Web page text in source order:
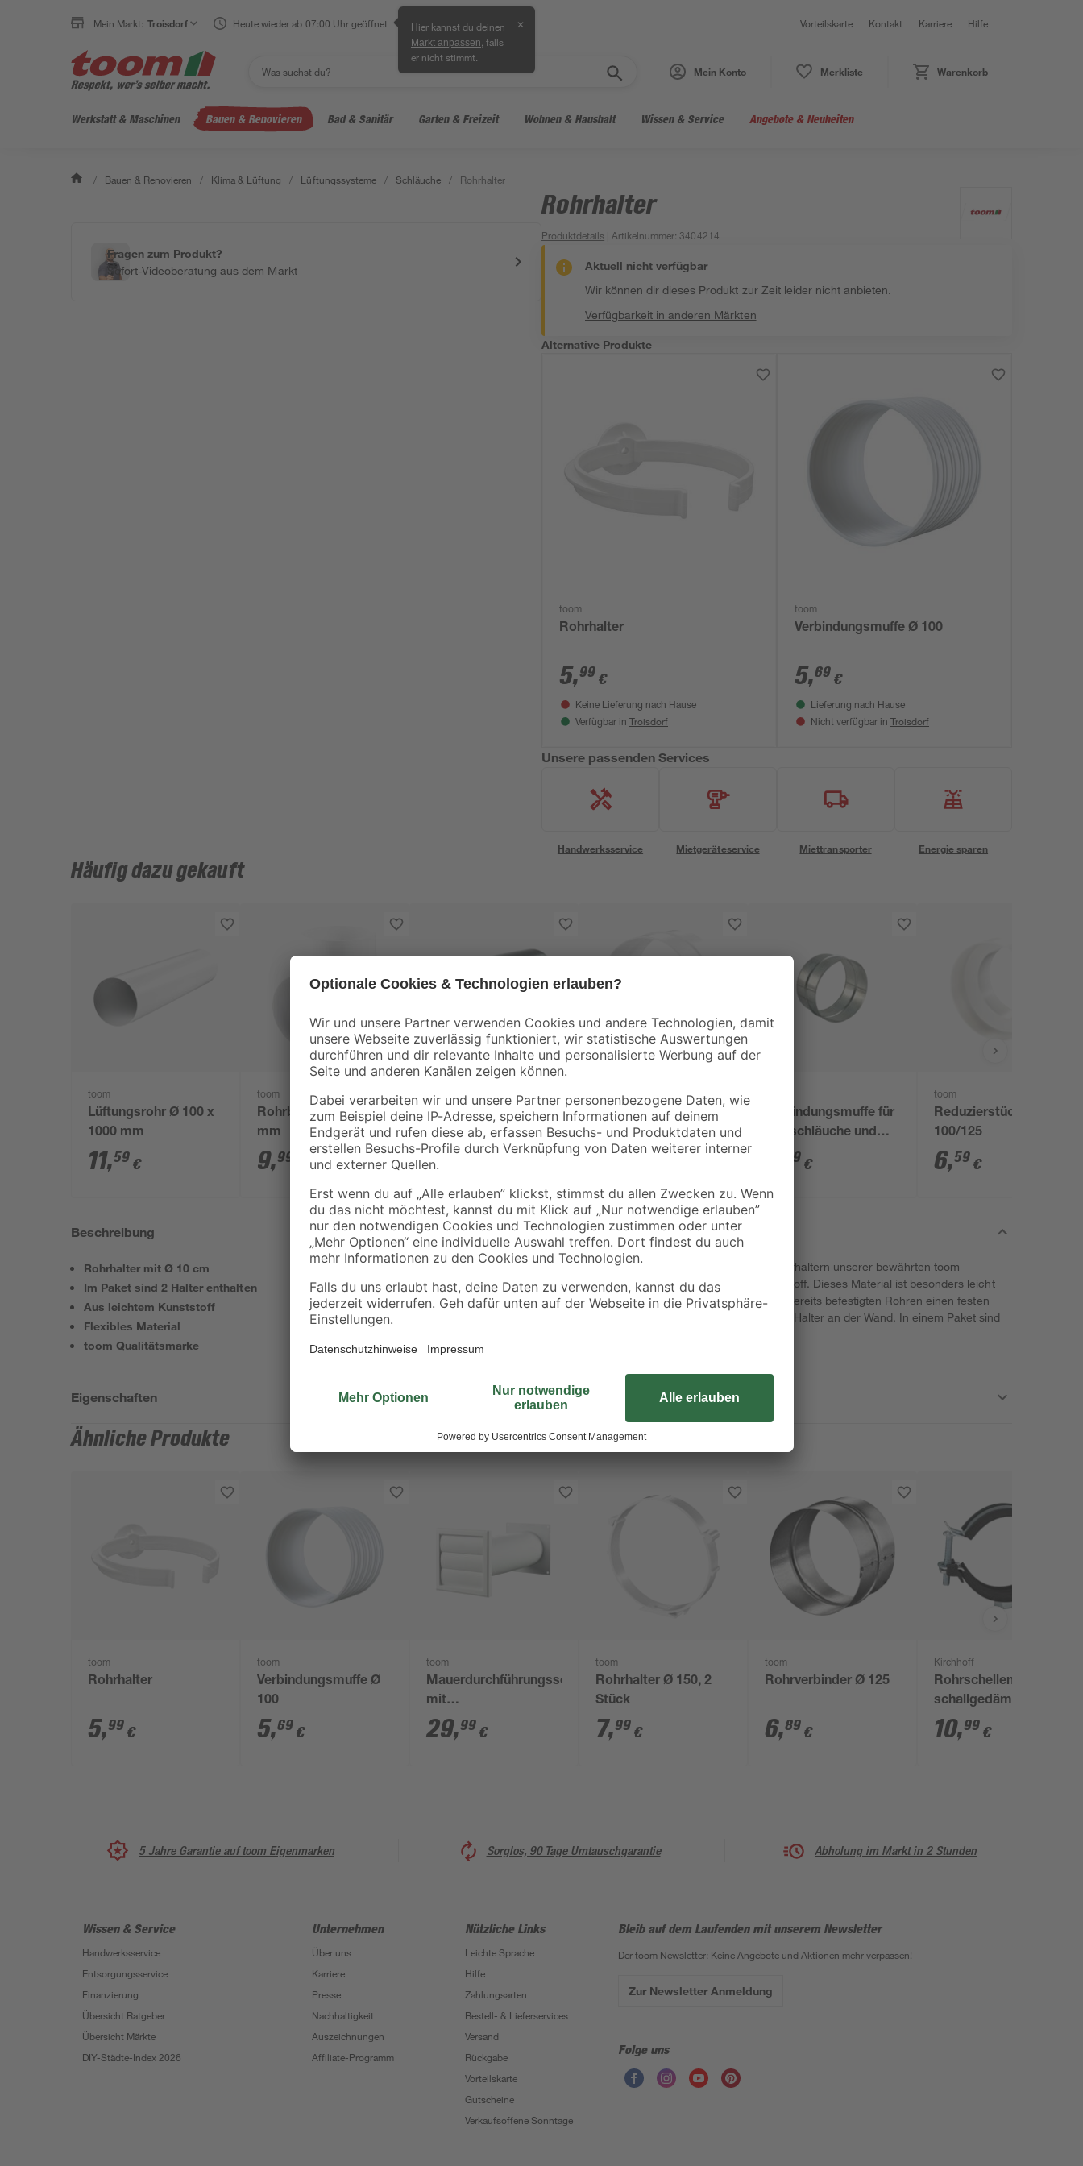
Mein Markt: Troisdorf Heute wieder ab 07:00 Uhr geöffnet Hier kannst du deinen
Markt anpassen , falls
er nicht stimmt.
✕ Vorteilskarte Kontakt Karriere Hilfe
Mein Konto Merkliste Warenkorb
Werkstatt & Maschinen Bauen & Renovieren Bad & Sanitär Garten & Freizeit Wohnen & Haushalt Wissen & Service Angebote & Neuheiten
/ Bauen & Renovieren / Klima & Lüftung / Lüftungssysteme / Schläuche / Rohrhalter
Fragen zum Produkt?
Sofort-Videoberatung aus dem Markt
Rohrhalter
Produktdetails | Artikelnummer:3404214
Aktuell nicht verfügbar
Wir können dir dieses Produkt zur Zeit leider nicht anbieten.
Verfügbarkeit in anderen Märkten
Alternative Produkte
toom
Rohrhalter
5,99 €
Keine Lieferung nach Hause
Verfügbar in Troisdorf
toom
Verbindungsmuffe Ø 100
5,69 €
Lieferung nach Hause
Nicht verfügbar in Troisdorf
Unsere passenden Services
Handwerksservice Mietgeräteservice Miettransporter Energie sparen
Häufig dazu gekauft
toom
Lüftungsrohr Ø 100 x
1000 mm
11,59 €
toom
Rohrbogen 90° Ø 100
mm
9,99
toom
Flexible Luftleitung Ø
100 x 590-2500 mm
16,99
Rohrverbinder Ø 100
mm
3,99
Verbindungsmuffe für
Flexschläuche und
Lüftungsrohre Ø 100,
Länge 140 mm
99 €
toom
Reduzierstück Ø
100/125
6,59 €
Beschreibung
Rohrhalter mit Ø 10 cm
Im Paket sind 2 Halter enthalten
Aus leichtem Kunststoff
Flexibles Material
toom Qualitätsmarke
Sichern und stabilisieren Sie Rohre mit den Rohrhaltern unserer bewährten toom
Qualitätsmarke. Die Halter bestehen aus Kunststoff. Dieses Material ist besonders leicht
und flexibel, sodass es ideal dafür geeignet ist, bereits befestigten Rohren einen festen
Halt zu geben. Mit Schrauben montieren Sie die Halter an der Wand. In einem Paket sind
Eigenschaften
Ähnliche Produkte
toom
Rohrhalter
5,99 €
toom
Verbindungsmuffe Ø
100
5,69 €
toom
Mauerdurchführungsset
mit
Rückschlagklappe, Ø
100 mm
29,99 €
toom
Rohrhalter Ø 150, 2
Stück
7,99 €
toom
Rohrverbinder Ø 125
6,89 €
Kirchhoff
Rohrschellen
schallgedämmt 10
Stück Ø 1,4 - 1,9 cm
10,99 €
5 Jahre Garantie auf toom Eigenmarken Sorglos, 90 Tage Umtauschgarantie Abholung im Markt in 2 Stunden
Wissen & Service
Handwerksservice
Entsorgungsservice
Finanzierung
Übersicht Ratgeber
Übersicht Märkte
DIY-Städte-Index 2026
Unternehmen
Über uns
Karriere
Presse
Nachhaltigkeit
Auszeichnungen
Affiliate-Programm
Nützliche Links
Leichte Sprache
Hilfe
Zahlungsarten
Bestell- & Lieferservices
Versand
Rückgabe
Vorteilskarte
Gutscheine
Verkaufsoffene Sonntage
Bleib auf dem Laufenden mit unserem Newsletter
Der toom Newsletter: Keine Angebote und Aktionen mehr verpassen!
Zur Newsletter Anmeldung
Folge uns